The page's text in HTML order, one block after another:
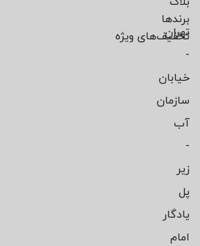
تهران
-
خیابان
سازمان
آب
-
زیر
پل
یادگار
امام
برند‌ها
تخفیف‌های ویژه